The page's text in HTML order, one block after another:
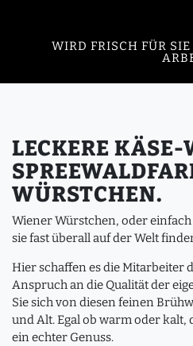
WIRD FRISCH FÜR
LECKERE
WÜRSTCHEN.
Wiener Würstchen, oder
sie fast überall auf der Welt
Hier schaffen es die Mitarbeiter
Anspruch an die Qualität der
Sie sich von diesen feinen
und Alt. Egal ob warm oder
ein echter Genuss.